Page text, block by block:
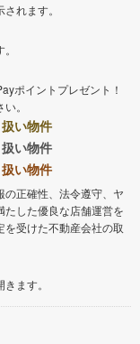
れます。
ポイントプレゼント！
。
い物件
い物件
い物件
正確性、法令遵守、ヤ
した優良な店舗運営を
受けた不動産会社の取
ます。